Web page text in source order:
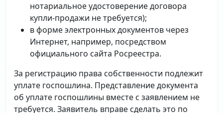
нотариальное удостоверение договора
купли-продажи не требуется);
в форме электронных документов через
Интернет, например, посредством
официального сайта Росреестра.
За регистрацию права собственности подлежит
уплате госпошлина. Представление документа
об уплате госпошлины вместе с заявлением не
требуется. Заявитель вправе сделать это по